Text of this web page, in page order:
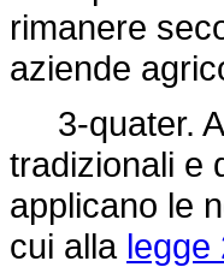
rimanere
aziende
3-quater.
tradizionali e
applicano le
cui alla legge